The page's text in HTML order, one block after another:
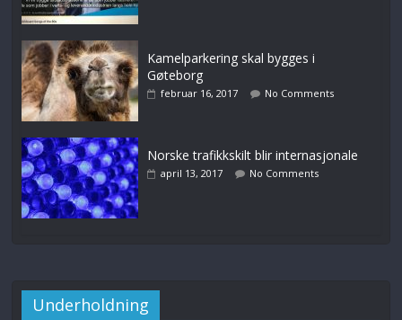
Kamelparkering skal bygges i
Gøteborg
februar 16, 2017 No Comments
Norske trafikkskilt blir internasjonale
april 13, 2017 No Comments
Underholdning